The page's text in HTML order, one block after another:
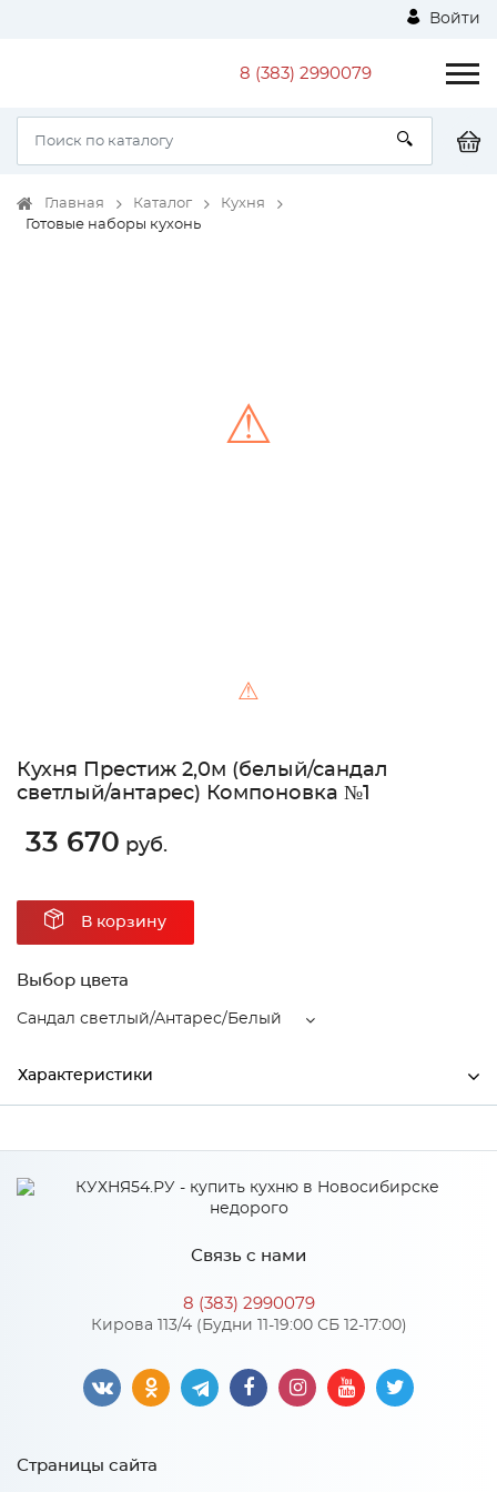
Войти
8 (383) 2990079
Главная Каталог
Кухня
Готовые наборы кухонь
⚠
⚠
Кухня Престиж 2,0м (белый/сандал
светлый/антарес) Компоновка №1
33 670 руб.
В корзину
Выбор цвета
Сандал светлый/Антарес/Белый
Характеристики
Производитель МиФ
Белый
Столешница: Антарес
Связь с нами
8 (383) 2990079
Кирова 113/4 (Будни 11-19:00 СБ 12-17:00)
Страницы сайта